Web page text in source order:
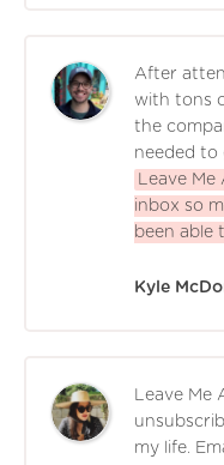
After
with tons
the
needed to
Leave
inbox so
been able
Kyle
Leave Me
my life.